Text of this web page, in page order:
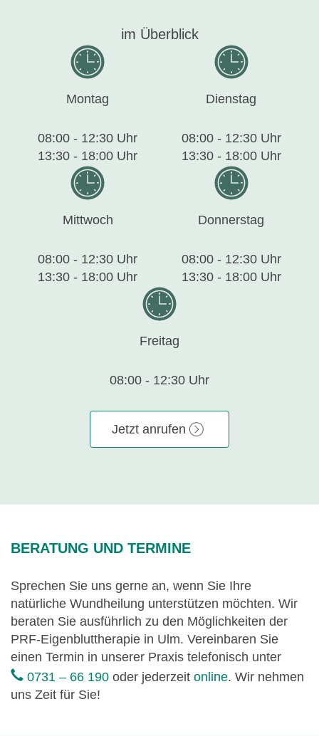
im Überblick
Montag
08:00 - 12:30 Uhr
13:30 - 18:00 Uhr
Dienstag
08:00 - 12:30 Uhr
13:30 - 18:00 Uhr
Mittwoch
08:00 - 12:30 Uhr
13:30 - 18:00 Uhr
Donnerstag
08:00 - 12:30 Uhr
13:30 - 18:00 Uhr
Freitag
08:00 - 12:30 Uhr
Jetzt anrufen
BERATUNG UND TERMINE
Sprechen Sie uns gerne an, wenn Sie Ihre
natürliche Wundheilung unterstützen möchten. Wir
beraten Sie ausführlich zu den Möglichkeiten der
PRF-Eigenbluttherapie in Ulm. Vereinbaren Sie
einen Termin in unserer Praxis telefonisch unter
0731 – 66 190 oder jederzeit online. Wir nehmen
uns Zeit für Sie!